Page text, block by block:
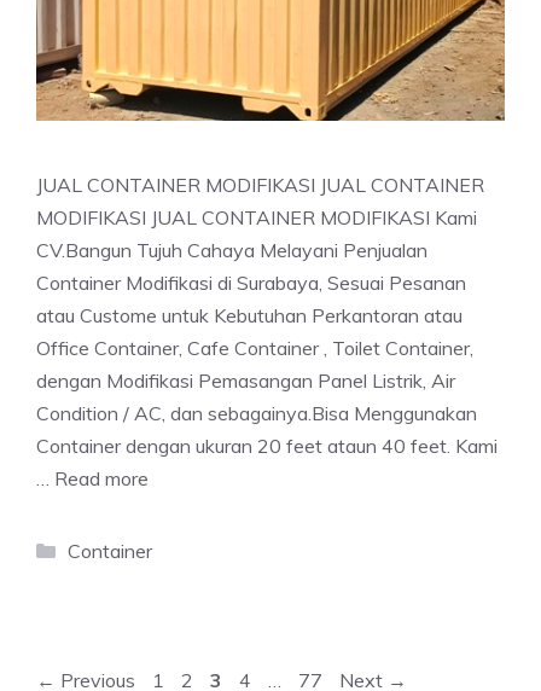
JUAL CONTAINER MODIFIKASI JUAL CONTAINER
MODIFIKASI JUAL CONTAINER MODIFIKASI Kami
CV.Bangun Tujuh Cahaya Melayani Penjualan
Container Modifikasi di Surabaya, Sesuai Pesanan
atau Custome untuk Kebutuhan Perkantoran atau
Office Container, Cafe Container , Toilet Container,
dengan Modifikasi Pemasangan Panel Listrik, Air
Condition / AC, dan sebagainya.Bisa Menggunakan
Container dengan ukuran 20 feet ataun 40 feet. Kami
… Read more
Categories
Container
← Previous Page
1 Page
2 Page
3 Page
4 … Page
77 Next →